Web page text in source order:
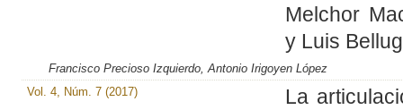
Melchor
y Luis
Francisco Precioso Izquierdo, Antonio Irigoyen López
Vol. 4, Núm. 7 (2017)
La